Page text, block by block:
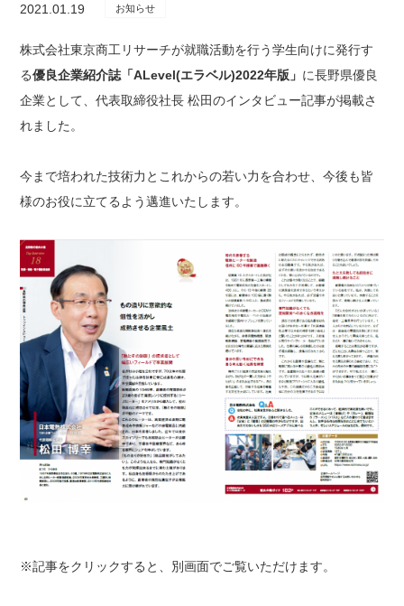
2021.01.19 お知らせ
株式会社東京商工リサーチが就職活動を行う学生向けに発行す
る優良企業紹介誌「ALevel(エラベル)2022年版」 に長野県優良
企業として、代表取締役社長 松田のインタビュー記事が掲載さ
れました。
今まで培われた技術力とこれからの若い力を合わせ、今後も皆
様のお役に立てるよう邁進いたします。
※記事をクリックすると、別画面でご覧いただけます。